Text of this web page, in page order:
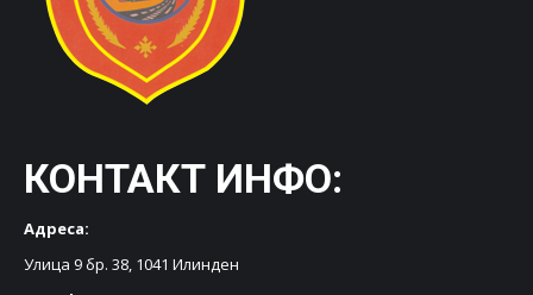
КОНТАКТ ИНФО:
Адреса:
Улица 9 бр. 38, 1041 Илинден